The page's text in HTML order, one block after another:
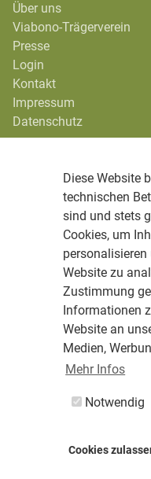
Diese Website
technischen
sind und stets
Cookies, um
Website zu
Zustimmung
Informationen
Website an
Medien,
Mehr Infos
Notwendig
Cookies
Über uns
Viabono-Trägerverein
Presse
Login
Kontakt
Impressum
Datenschutz